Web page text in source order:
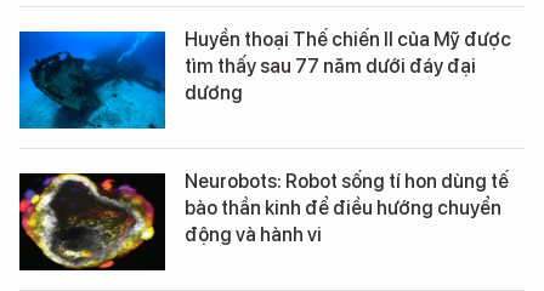
Huyền thoại Thế chiến II của Mỹ được
tìm thấy sau 77 năm dưới đáy đại
dương
Neurobots: Robot sống tí hon dùng tế
bào thần kinh để điều hướng chuyển
động và hành vi